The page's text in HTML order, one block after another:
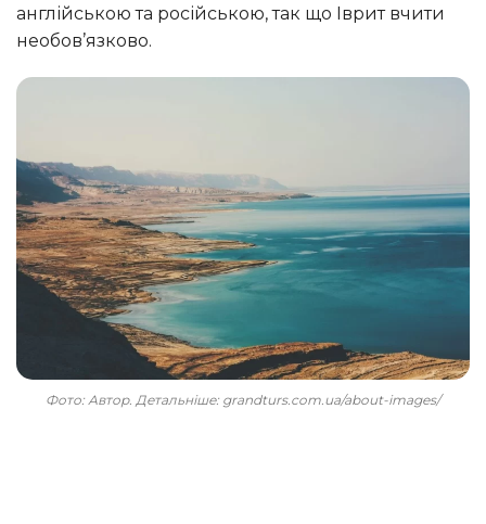
англійською та російською, так що Іврит вчити
необов’язково.
Фото: Автор. Детальніше: grandturs.com.ua/about-images/